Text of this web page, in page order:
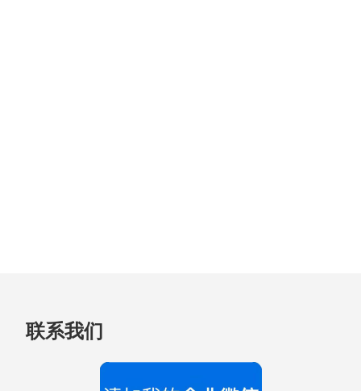
至
联系我们